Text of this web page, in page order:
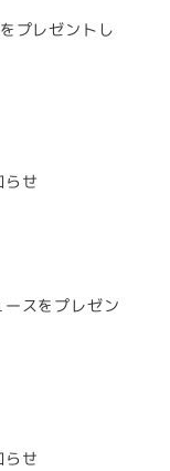
プレゼントし
せ
スをプレゼン
せ